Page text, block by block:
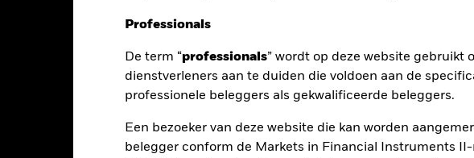
Professionals
De term “professionals” wordt op deze website gebruikt
dienstverleners aan te duiden die voldoen aan de
professionele beleggers als gekwalificeerde beleggers.
Een bezoeker van deze website die kan worden
belegger conform de Markets in Financial Instruments
Kerngegevens Managers Posities
rendement door een combinatie van kapitaalgroei en inkomsten uit uw